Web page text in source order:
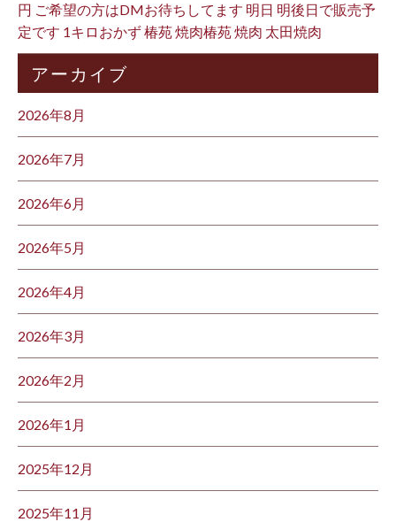
円 ご希望の方はDMお待ちしてます 明日 明後日で販売予
定です 1キロおかず 椿苑 焼肉椿苑 焼肉 太田焼肉
アーカイブ
2026年8月
2026年7月
2026年6月
2026年5月
2026年4月
2026年3月
2026年2月
2026年1月
2025年12月
2025年11月